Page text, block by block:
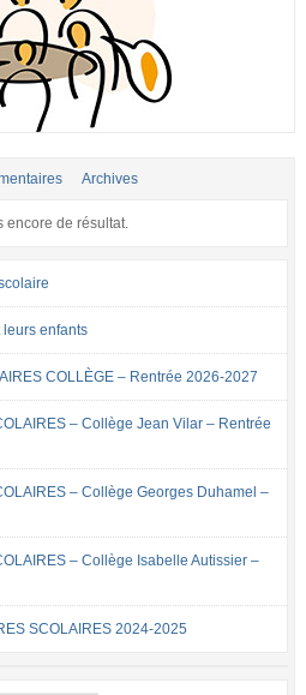
Archives
encore de résultat.
leurs enfants
COLLÈGE – Rentrée 2026-2027
– Collège Jean Vilar – Rentrée
– Collège Georges Duhamel –
– Collège Isabelle Autissier –
SCOLAIRES 2024-2025